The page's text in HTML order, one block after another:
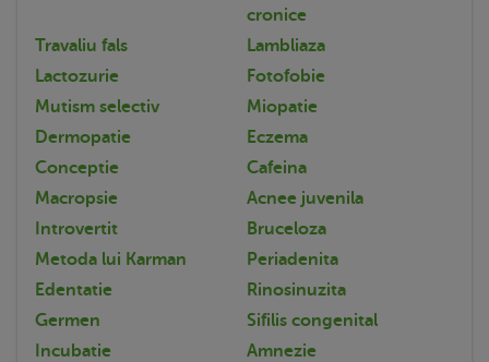
cronice
Travaliu fals
Lambliaza
Lactozurie
Fotofobie
Mutism selectiv
Miopatie
Dermopatie
Eczema
Conceptie
Cafeina
Macropsie
Acnee juvenila
Introvertit
Bruceloza
Metoda lui Karman
Periadenita
Edentatie
Rinosinuzita
Germen
Sifilis congenital
Incubatie
Amnezie